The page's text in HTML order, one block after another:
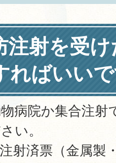
注射を受
ればいい
病院か集合注射
い。
射済票（金属製